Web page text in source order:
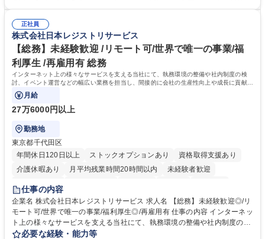
管理 ・福利厚生関連 ・職員からの問合せ、相談対応 ・その他日常の総務
業務全般 募集職種 【東京／文京区】公益財団法人の総務人事業務／年間
休日125日
正社員
株式会社日本レジストリサービス
【総務】未経験歓迎 /リモート可/世界で唯一の事業/福
利厚生 /再雇用有 総務
インターネット上の様々なサービスを支える当社にて、執務環境の整備や社内制度の検
討、イベント運営などの幅広い業務を担当し、間接的に会社の生産性向上や成長に貢献し
ている部署です。
月給
27万6000円以上
勤務地
東京都千代田区
年間休日120日以上
ストックオプションあり
資格取得支援あり
介護休暇あり
月平均残業時間20時間以内
未経験者歓迎
住宅手当あり
完全週休2日制
交通費支給 駅近5分以内 土日祝休み 服装自由
仕事の内容
企業名 株式会社日本レジストリサービス 求人名 【総務】未経験歓迎◎/リ
モート可/世界で唯一の事業/福利厚生◎/再雇用有 仕事の内容 インターネッ
ト上の様々なサービスを支える当社にて、執務環境の整備や社内制度の検
討、イベント運営などの幅広い業務を担当し、間接的に会社の生産性向上
必要な経験・能力等